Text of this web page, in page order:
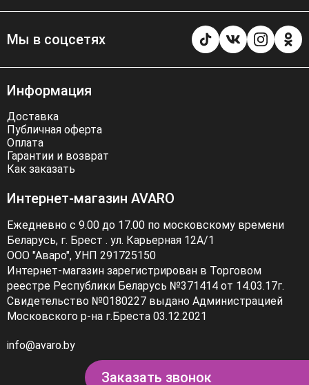
Мы в соцсетях
Информация
Доставка
Публичная оферта
Оплата
Гарантии и возврат
Как заказать
Интернет-магазин AVARO
Ежедневно с 9.00 до 17.00 по московскому времени
Беларусь, г. Брест . ул. Карьерная 12А/1
ООО "Аваро", УНП 291725150
Интернет-магазин зарегистрирован в Торговом
реестре Республики Беларусь №371414 от 14.03.17г.
Свидетельство №0180227 выдано Администрацией
Московского р-на г.Бреста 03.12.2021
info@avaro.by
Заказать звонок